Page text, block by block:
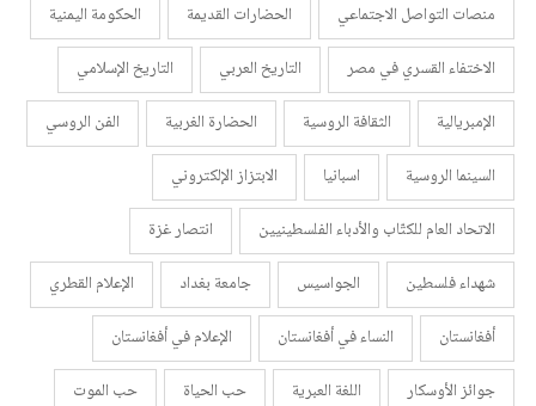
منصات التواصل الاجتماعي
الحضارات القديمة
الحكومة اليمنية
الاختفاء القسري في مصر
التاريخ العربي
التاريخ الإسلامي
الإمبريالية
الثقافة الروسية الحضارة الغربية
الفن الروسي
السينما الروسية
اسبانيا
الابتزاز الإلكتروني
الاتحاد العام للكتّاب والأدباء الفلسطينيين
انتصار غزة
شهداء فلسطين
الجواسيس جامعة بغداد
الإعلام القطري
أفغانستان
النساء في أفغانستان
الإعلام في أفغانستان
جوائز الأوسكار
اللغة العبرية حب الحياة
حب الموت